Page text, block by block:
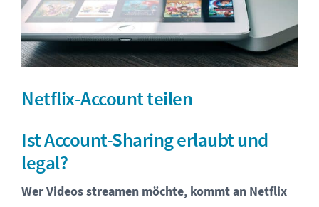
Netflix-Account teilen
Ist Account-Sharing erlaubt und
legal?
Wer Videos streamen möchte, kommt an Netflix